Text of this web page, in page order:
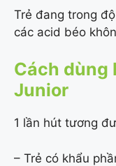
Trẻ đang trong
các acid béo
Cách dùng
Junior
1 lần hút tương
– Trẻ có khẩu